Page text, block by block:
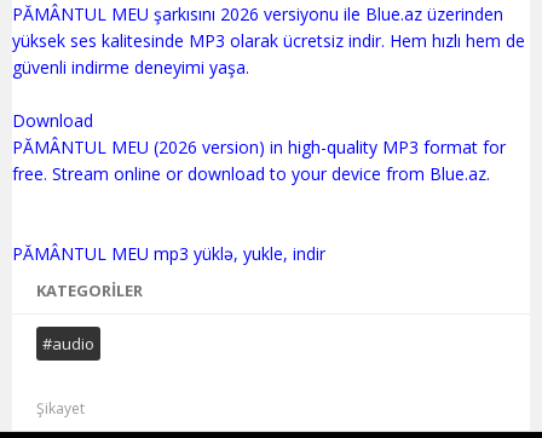
PĂMÂNTUL MEU şarkısını 2026 versiyonu ile Blue.az üzerinden
yüksek ses kalitesinde MP3 olarak ücretsiz indir. Hem hızlı hem de
güvenli indirme deneyimi yaşa.
Download
PĂMÂNTUL MEU (2026 version) in high-quality MP3 format for
free. Stream online or download to your device from Blue.az.
KATEGORILER
#audio
Şikayet